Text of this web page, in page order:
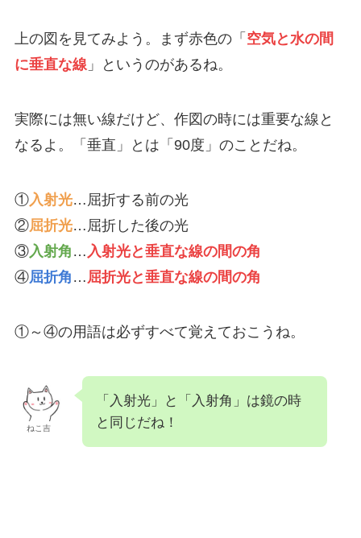
上の図を見てみよう。まず赤色の「 空気と水の間
に垂直な線」というのがあるね。
実際には無い線だけど、作図の時には重要な線と
なるよ。「垂直」とは「90度」のことだね。
①入射光…屈折する前の光
②屈折光…屈折した後の光
③入射角 … 入射光と垂直な線の間の角
④屈折角 … 屈折光と垂直な線の間の角
①～④の用語は必ずすべて覚えておこうね。
ねこ吉
「入射光」と「入射角」は鏡の時
と同じだね！